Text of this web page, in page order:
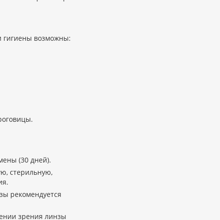
возможны:
(30 дней).
стерильную,
рекомендуется
зрения линзы